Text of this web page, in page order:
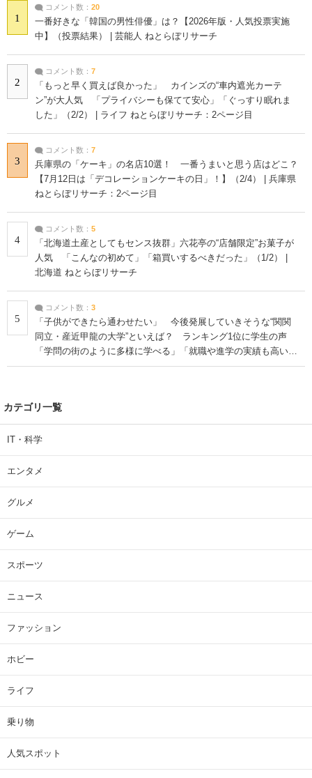
1
コメント数： 20
一番好きな「韓国の男性俳優」は？【2026年版・人気投票実施
中】（投票結果） | 芸能人 ねとらぼリサーチ
2
コメント数： 7
「もっと早く買えば良かった」 カインズの“車内遮光カーテ
ン”が大人気 「プライバシーも保てて安心」「ぐっすり眠れま
した」（2/2） | ライフ ねとらぼリサーチ：2ページ目
3
コメント数： 7
兵庫県の「ケーキ」の名店10選！ 一番うまいと思う店はどこ？
【7月12日は「デコレーションケーキの日」！】（2/4） | 兵庫県
ねとらぼリサーチ：2ページ目
4
コメント数： 5
「北海道土産としてもセンス抜群」六花亭の“店舗限定”お菓子が
人気 「こんなの初めて」「箱買いするべきだった」（1/2） |
北海道 ねとらぼリサーチ
5
コメント数： 3
「子供ができたら通わせたい」 今後発展していきそうな“関関
同立・産近甲龍の大学”といえば？ ランキング1位に学生の声
「学問の街のように多様に学べる」「就職や進学の実績も高い」
| 大学 ねとらぼリサーチ
カテゴリ一覧
IT・科学
エンタメ
グルメ
ゲーム
スポーツ
ニュース
ファッション
ホビー
ライフ
乗り物
人気スポット